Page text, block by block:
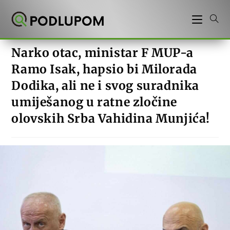
Narko otac, ministar F MUP-a
Ramo Isak, hapsio bi Milorada
Dodika, ali ne i svog suradnika
umiješanog u ratne zločine
olovskih Srba Vahidina Munjića!